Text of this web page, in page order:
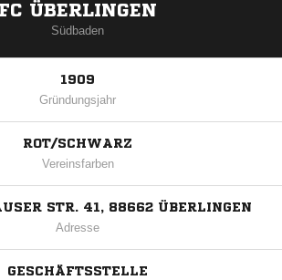
FC ÜBERLINGEN
Südbaden
1909
Gründungsjahr
ROT/SCHWARZ
Vereinsfarben
STR. 41, 88662 ÜBERLINGEN
Adresse
GESCHÄFTSSTELLE